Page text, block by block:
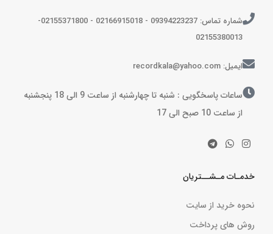
خدمـات مـشــتریان
نحوه خرید از سایت
روش های پرداخت
شماره تماس: 09394223237 - 02166915018 - 02155371800-
02155380013
ایمیل: recordkala@yahoo.com
ساعات پاسخگویی : شنبه تا چهارشنبه از ساعت 9 الی 18 پنجشنبه
از ساعت 10 صبح الی 17